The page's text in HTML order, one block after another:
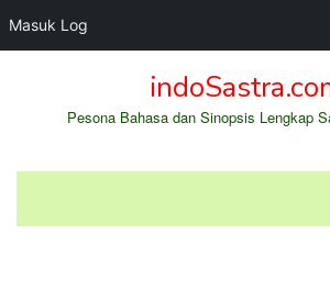
Masuk Log
Pesona Bahasa dan Sinopsis Lengkap